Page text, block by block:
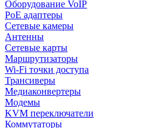
Оборудование VoIP
PoE адаптеры
Сетевые камеры
Антенны
Сетевые карты
Маршрутизаторы
Wi-Fi точки доступа
Трансиверы
Медиаконвертеры
Модемы
KVM переключатели
Коммутаторы